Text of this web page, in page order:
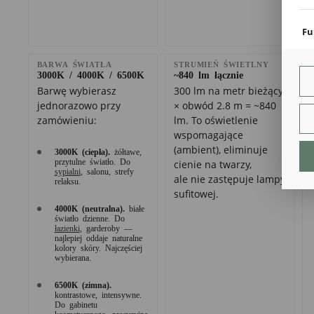
BARWA ŚWIATŁA
3000K / 4000K / 6500K
Barwę wybierasz
jednorazowo przy
zamówieniu:
3000K (ciepła).
żółtawe,
przytulne światło. Do
sypialni , salonu, strefy
relaksu.
4000K (neutralna).
białe
światło dzienne. Do
łazienki , garderoby —
najlepiej oddaje naturalne
kolory skóry. Najczęściej
wybierana.
6500K (zimna).
kontrastowe, intensywne.
Do gabinetu
STRUMIEŃ ŚWIETLNY
~840 lm łącznie
300 lm na metr bieżący
× obwód 2.8 m = ~840
lm. To oświetlenie
wspomagające
(ambient), eliminuje
cienie na twarzy,
ale nie zastępuje lampy
sufitowej.